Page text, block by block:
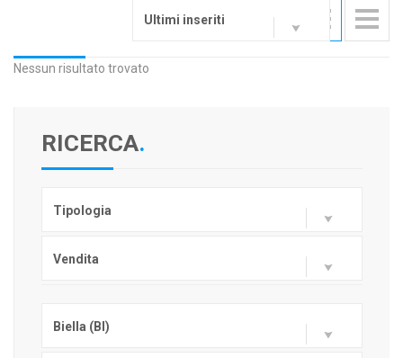
Ultimi inseriti
Nessun risultato trovato
RICERCA.
Tipologia
Vendita
Biella (BI)